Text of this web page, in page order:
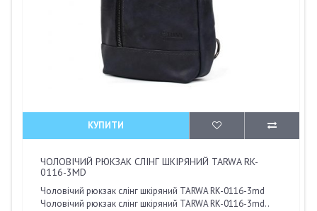
КУПИТИ
ЧОЛОВІЧИЙ РЮКЗАК СЛІНГ ШКІРЯНИЙ TARWA RK-
0116-3MD
Чоловічий рюкзак слінг шкіряний TARWA RK-0116-3md
Чоловічий рюкзак слінг шкіряний TARWA RK-0116-3md..